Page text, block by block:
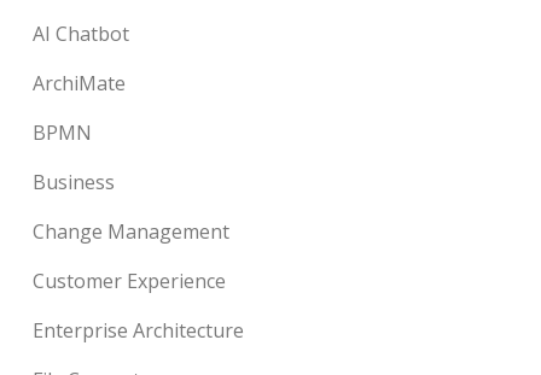
AI Chatbot
ArchiMate
BPMN
Business
Change Management
Customer Experience
Enterprise Architecture